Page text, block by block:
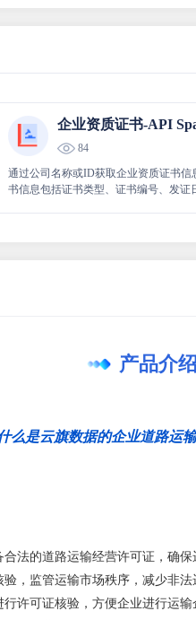
企业资质证书-API
84
通过公司名称或ID获取企业资质证书信
书信息包括证书类型、证书编号、发证
产品介绍
么是云旗数据的企业道路运
法的道路运输经营许可证，确保
，监管运输市场秩序，减少非法
许可证核验，方便企业进行运